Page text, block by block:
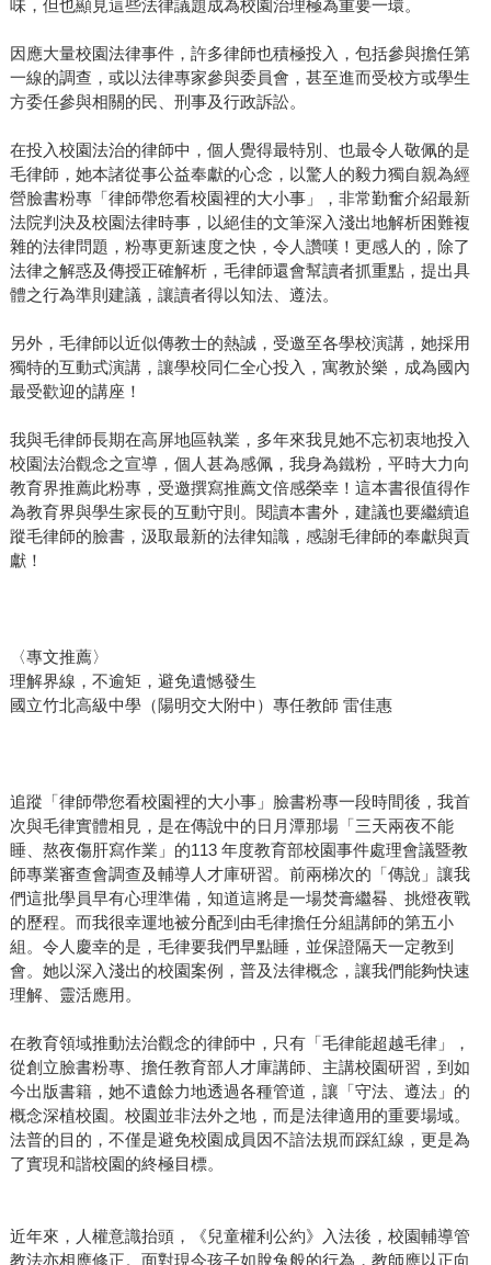
味，但也顯見這些法律議題成為校園治理極為重要一環。
因應大量校園法律事件，許多律師也積極投入，包括參與擔任第
一線的調查，或以法律專家參與委員會，甚至進而受校方或學生
方委任參與相關的民、刑事及行政訴訟。
在投入校園法治的律師中，個人覺得最特別、也最令人敬佩的是
毛律師，她本諸從事公益奉獻的心念，以驚人的毅力獨自親為經
營臉書粉專「律師帶您看校園裡的大小事」，非常勤奮介紹最新
法院判決及校園法律時事，以絕佳的文筆深入淺出地解析困難複
雜的法律問題，粉專更新速度之快，令人讚嘆！更感人的，除了
法律之解惑及傳授正確解析，毛律師還會幫讀者抓重點，提出具
體之行為準則建議，讓讀者得以知法、遵法。
另外，毛律師以近似傳教士的熱誠，受邀至各學校演講，她採用
獨特的互動式演講，讓學校同仁全心投入，寓教於樂，成為國內
最受歡迎的講座！
我與毛律師長期在高屏地區執業，多年來我見她不忘初衷地投入
校園法治觀念之宣導，個人甚為感佩，我身為鐵粉，平時大力向
教育界推薦此粉專，受邀撰寫推薦文倍感榮幸！這本書很值得作
為教育界與學生家長的互動守則。閱讀本書外，建議也要繼續追
蹤毛律師的臉書，汲取最新的法律知識，感謝毛律師的奉獻與貢
獻！
〈專文推薦〉
理解界線，不逾矩，避免遺憾發生
國立竹北高級中學（陽明交大附中）專任教師 雷佳惠
追蹤「律師帶您看校園裡的大小事」臉書粉專一段時間後，我首
次與毛律實體相見，是在傳說中的日月潭那場「三天兩夜不能
睡、熬夜傷肝寫作業」的113 年度教育部校園事件處理會議暨教
師專業審查會調查及輔導人才庫研習。前兩梯次的「傳說」讓我
們這批學員早有心理準備，知道這將是一場焚膏繼晷、挑燈夜戰
的歷程。而我很幸運地被分配到由毛律擔任分組講師的第五小
組。令人慶幸的是，毛律要我們早點睡，並保證隔天一定教到
會。她以深入淺出的校園案例，普及法律概念，讓我們能夠快速
理解、靈活應用。
在教育領域推動法治觀念的律師中，只有「毛律能超越毛律」，
從創立臉書粉專、擔任教育部人才庫講師、主講校園研習，到如
今出版書籍，她不遺餘力地透過各種管道，讓「守法、遵法」的
概念深植校園。校園並非法外之地，而是法律適用的重要場域。
法普的目的，不僅是避免校園成員因不諳法規而踩紅線，更是為
了實現和諧校園的終極目標。
近年來，人權意識抬頭，《兒童權利公約》入法後，校園輔導管
教法亦相應修正。面對現今孩子如脫兔般的行為，教師應以正向